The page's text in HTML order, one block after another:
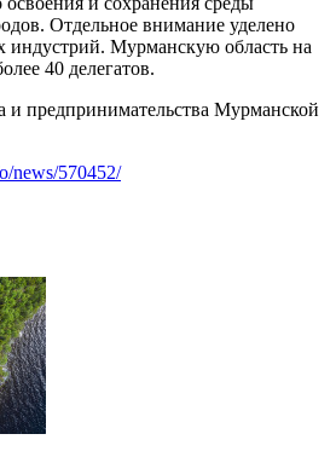
Отдельное внимание уделено
индустрий. Мурманскую область на
40 делегатов.
и предпринимательства Мурманской
news/570452/